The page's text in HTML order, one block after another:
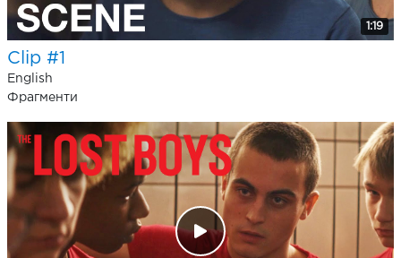
1:19
Clip #1
English
Фрагменти